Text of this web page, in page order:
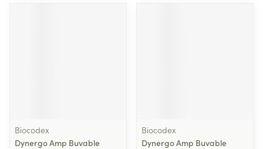
Biocodex
Dynergo Amp Buvable
Biocodex
Dynergo Amp Buvable